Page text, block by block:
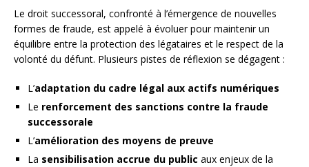
Le droit successoral, confronté à l’émergence de nouvelles
formes de fraude, est appelé à évoluer pour maintenir un
équilibre entre la protection des légataires et le respect de la
volonté du défunt. Plusieurs pistes de réflexion se dégagent :
L’adaptation du cadre légal aux actifs numériques
Le renforcement des sanctions contre la fraude
successorale
L’amélioration des moyens de preuve
La sensibilisation accrue du public aux enjeux de la